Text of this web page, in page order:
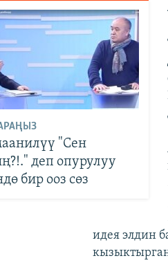
"Сен
деп опурулуу
бир ооз сөз
идея элдин